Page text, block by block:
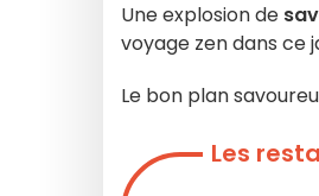
Une explosion de
voyage zen dans ce
Le bon plan
Les